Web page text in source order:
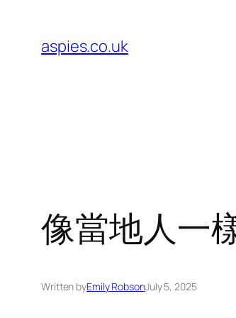
content
aspies.co.uk
像當地人一
Written byEmily RobsonJuly 5, 2025